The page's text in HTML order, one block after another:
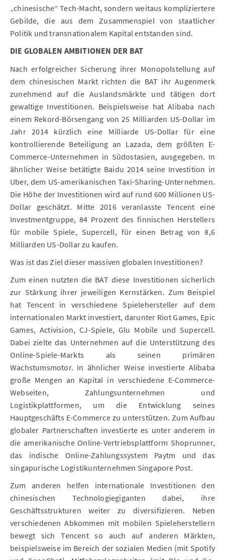
„chinesische“ Tech-Macht, sondern weitaus kompliziertere
Gebilde, die aus dem Zusammenspiel von staatlicher
Politik und transnationalem Kapital entstanden sind.
DIE GLOBALEN AMBITIONEN DER BAT
Nach erfolgreicher Sicherung ihrer Monopolstellung auf
dem chinesischen Markt richten die BAT ihr Augenmerk
zunehmend auf die Auslandsmärkte und tätigen dort
gewaltige Investitionen. Beispielsweise hat Alibaba nach
einem Rekord-Börsengang von 25 Milliarden US-Dollar im
Jahr 2014 kürzlich eine Milliarde US-Dollar für eine
kontrollierende Beteiligung an Lazada, dem größten E-
Commerce-Unternehmen in Südostasien, ausgegeben. In
ähnlicher Weise betätigte Baidu 2014 seine Investition in
Uber, dem US-amerikanischen Taxi-Sharing-Unternehmen.
Die Höhe der Investitionen wird auf rund 600 Millionen US-
Dollar geschätzt. Mitte 2016 veranlasste Tencent eine
Investmentgruppe, 84 Prozent des finnischen Herstellers
für mobile Spiele, Supercell, für einen Betrag von 8,6
Milliarden US-Dollar zu kaufen.
Was ist das Ziel dieser massiven globalen Investitionen?
Zum einen nutzten die BAT diese Investitionen sicherlich
zur Stärkung ihrer jeweiligen Kernstärken. Zum Beispiel
hat Tencent in verschiedene Spielehersteller auf dem
internationalen Markt investiert, darunter Riot Games, Epic
Games, Activision, CJ-Spiele, Glu Mobile und Supercell.
Dabei zielte das Unternehmen auf die Unterstützung des
Online-Spiele-Markts als seinen primären
Wachstumsmotor. In ähnlicher Weise investierte Alibaba
große Mengen an Kapital in verschiedene E-Commerce-
Webseiten, Zahlungsunternehmen und
Logistikplattformen, um die Entwicklung seines
Hauptgeschäfts E-Commerce zu unterstützen. Zum Aufbau
globaler Partnerschaften investierte es unter anderem in
die amerikanische Online-Vertriebsplattform Shoprunner,
das indische Online-Zahlungssystem Paytm und das
singapurische Logistikunternehmen Singapore Post.
Zum anderen helfen internationale Investitionen den
chinesischen Technologiegiganten dabei, ihre
Geschäftsstrukturen weiter zu diversifizieren. Neben
verschiedenen Abkommen mit mobilen Spieleherstellern
bewegt sich Tencent so auch auf anderen Märkten,
beispielsweise im Bereich der sozialen Medien (mit Spotify